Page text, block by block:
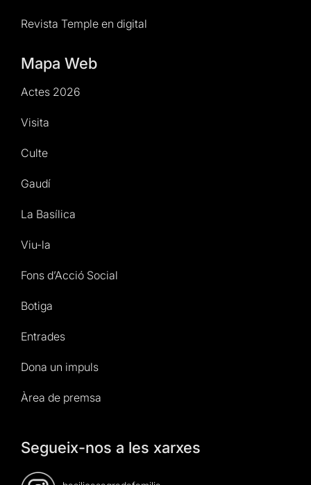
Revista Temple en digital
Mapa Web
Actes 2026
Visita
Culte
Gaudí
La Basílica
Viu-la
Fons d’Acció Social
Botiga
Entrades
Dona un impuls
Àrea de premsa
Segueix-nos a les xarxes